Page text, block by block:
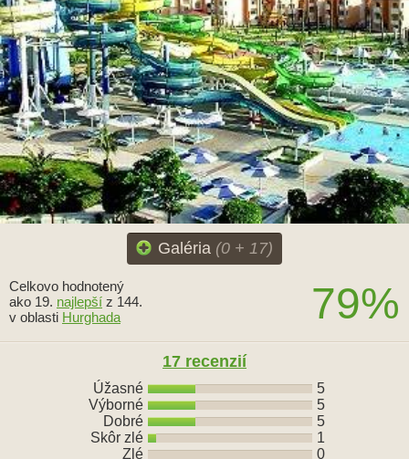
Galéria (0 + 17)
79%
Celkovo hodnotený
ako 19. najlepší z 144.
v oblasti Hurghada
17 recenzií
Úžasné
5
Výborné
5
Dobré
5
Skôr zlé
1
Zlé
0